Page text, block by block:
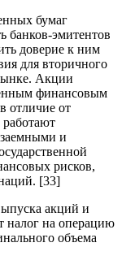
бумаг
банков-эмитентов
доверие к ним
для вторичного
Акции
финансовым
отличие от
и
рисков,
[33]
акций и
налог на операцию
объема